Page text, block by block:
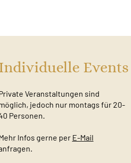
Events
Veranstaltungen sind
jedoch nur montags für 20-
Personen.
Infos gerne per E-Mail